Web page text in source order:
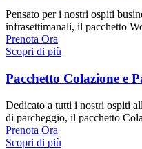
Pensato per i nostri ospiti
infrasettimanali, il pacchetto
Prenota Ora
Scopri di più
Pacchetto Colazione e
Dedicato a tutti i nostri ospiti
di parcheggio, il pacchetto
Prenota Ora
Scopri di più